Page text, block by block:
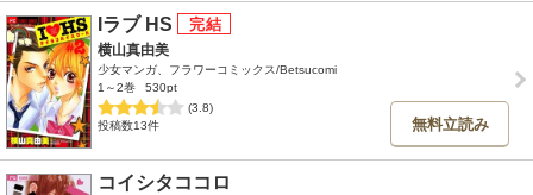
Iラブ HS
横山真由美
少女マンガ、フラワーコミックス/Betsucomi
1～2巻
530pt
(3.8)
投稿数13件
無料立読み
コイシタココロ